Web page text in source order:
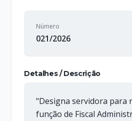
Número
021/2026
Detalhes / Descrição
"Designa servidora para
função de Fiscal